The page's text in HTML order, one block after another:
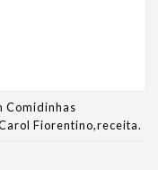
Comidinhas
Fiorentino,receita.